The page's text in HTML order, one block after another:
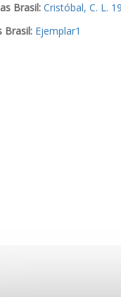
Brasil: Cristóbal, C. L.
Brasil: Ejemplar1